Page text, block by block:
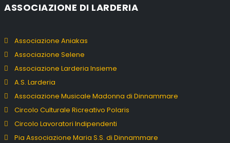
ASSOCIAZIONE DI LARDERIA
Associazione Aniakas
Associazione Selene
Associazione Larderia Insieme
A.S. Larderia
Associazione Musicale Madonna di Dinnammare
Circolo Culturale Ricreativo Polaris
Circolo Lavoratori Indipendenti
Pia Associazione Maria S.S. di Dinnammare